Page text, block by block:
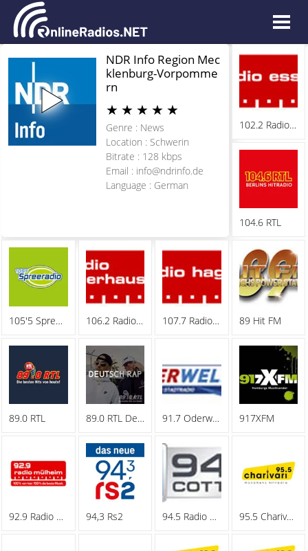
NDR Info Region Mec
klenburg-Vorpomme
rn
★ ★ ★ ★ ★
Genre : News
Location : Schwerin
Bitrate : 128 kbps
Email : info@ndrinfo.de
Language : German
102.2 Radio Essen
104.6 RTL
105'5 Spreeradio 106.2 Radio Oberhausen 107.7 Radio Hagen 89 Hit FM
89.0 RTL 89.0 RTL Deutschrap 91.7 Oderwelle 917XFM
92.9 Radio Muelheim 94,3 Rs2 94.5 Radio Cottbus 95.5 Charivari - Family